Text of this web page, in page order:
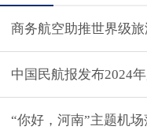
商务航空助推世界级
中国民航报发布2024
“你好，河南”主题机